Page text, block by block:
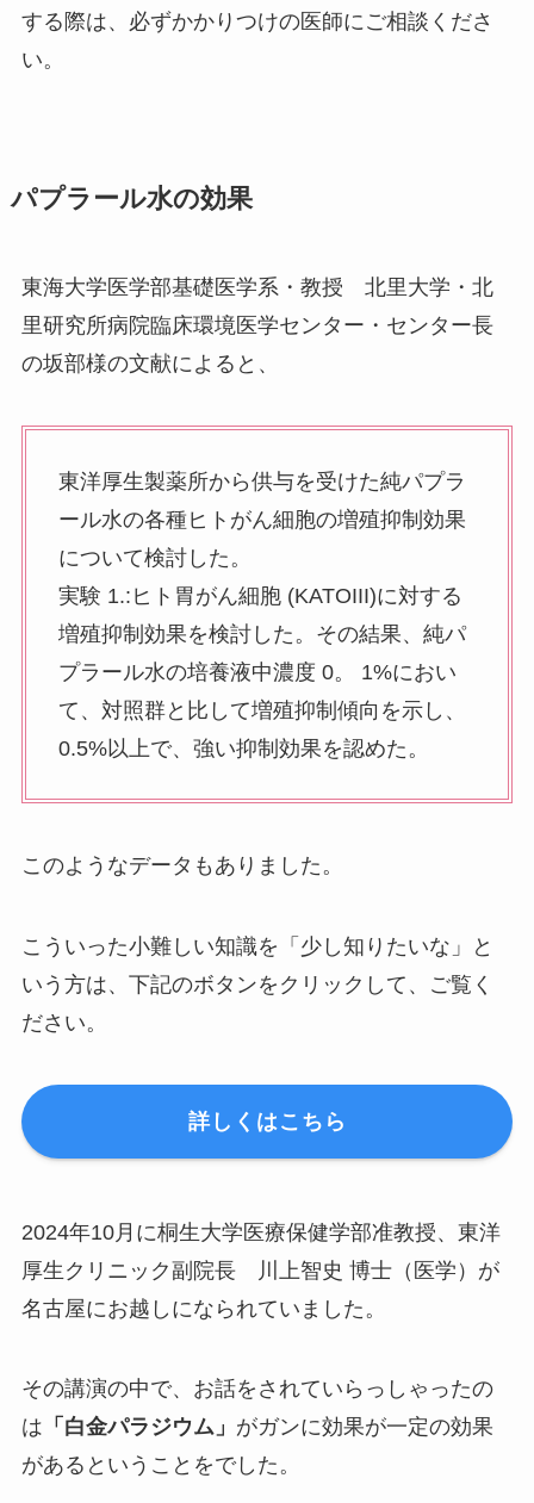
する際は、必ずかかりつけの医師にご相談くださ
い。
パプラール水の効果
東海大学医学部基礎医学系・教授 北里大学・北
里研究所病院臨床環境医学センター・センター長
の坂部様の文献によると、
東洋厚生製薬所から供与を受けた純パプラ
ール水の各種ヒトがん細胞の増殖抑制効果
について検討した。
実験 1.:ヒト胃がん細胞 (KATOIII)に対する
増殖抑制効果を検討した。その結果、純パ
プラール水の培養液中濃度 0。 1%におい
て、対照群と比して増殖抑制傾向を示し、
0.5%以上で、強い抑制効果を認めた。
このようなデータもありました。
こういった小難しい知識を「少し知りたいな」と
いう方は、下記のボタンをクリックして、ご覧く
ださい。
詳しくはこちら
2024年10月に桐生大学医療保健学部准教授、東洋
厚生クリニック副院長 川上智史 博士（医学）が
名古屋にお越しになられていました。
その講演の中で、お話をされていらっしゃったの
は 「白金パラジウム」 がガンに効果が一定の効果
があるということをでした。